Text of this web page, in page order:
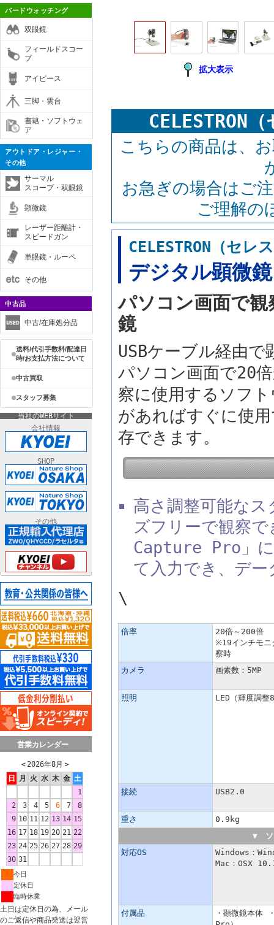
バードウォッチング
双眼鏡
フィールドスコー
プ
アイピース
三脚・雲台
書籍・ソフトウェ
ア
アウトドア・レジャー・
その他
サーマル
スコープ・双眼鏡
顕微鏡
レーザー距離計・
スピードガン
単眼鏡・ルーペ
その他
中古品
中古/在庫処分品
送料/代引手数料/配達日
時/お支払方法について
中古買取
スタッフ募集
当社のWEBサイト
会社情報
SHOP
その他
営業カレンダー
＜ 2026年8月 ＞
日
月 火 水 木 金 土
1
2
3 4 5 6 7
8
9 10 11 12 13 14 15
16 17 18 19 20 21 22
23 24 25 26 27 28 29
30 31
今日
定休日
臨時休業
土日は定休日の為、メール
のご返信や商品発送は翌営
拡大表示
CELESTRON
こちらの商品は、
お急ぎの場合はご
ご理解の
CELESTRON（セ
デジタル顕微
パソコン画面で
鏡
USBケーブル経由
パソコン画面で20
察に使用するソフ
があればすぐに使
存できます。
高さ調整可能な
ズフリーで観察
Capture Pro」に
て入力でき、デ
\
倍率
20倍～200倍
※19インチモニ
察時
カメラ
画素数：5MP
照明 LED（輝度調整
接続 USB2.0
重さ
0.9kg
▼ ソ
対応OS
Windows：
Mac：OSX
付属品
・顕微鏡本体